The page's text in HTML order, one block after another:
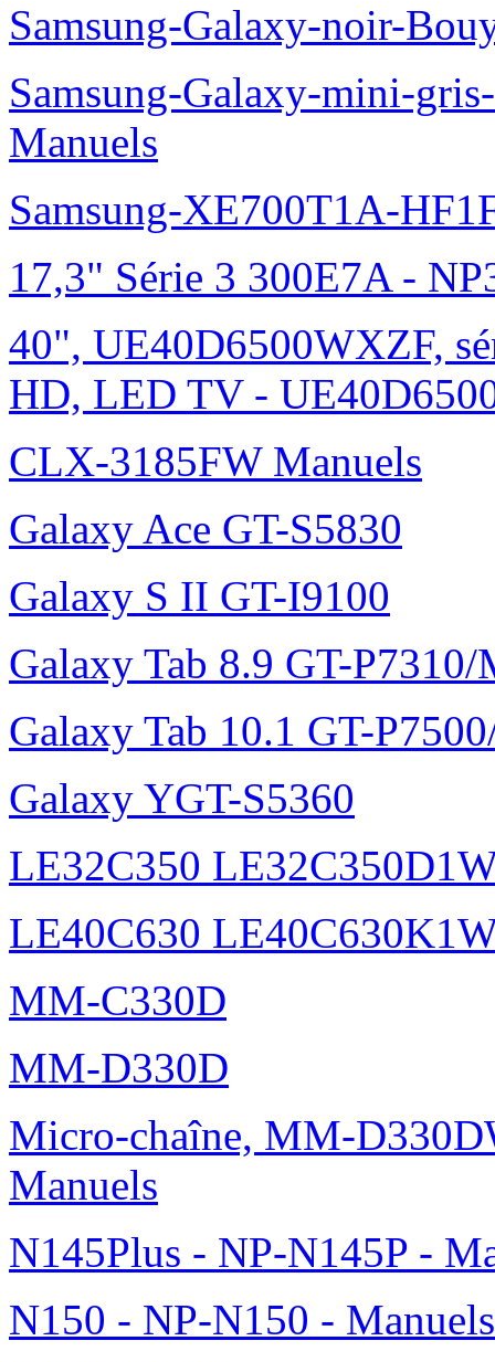
Samsung-Galaxy-noir-
Samsung-Galaxy-mini-
Manuels
Samsung-XE700T1A-
17,3" Série 3 300E7A -
40", UE40D6500WXZF,
HD, LED TV -
CLX-3185FW Manuels
Galaxy Ace GT-S5830
Galaxy S II GT-I9100
Galaxy Tab 8.9 GT-P7310/
Galaxy Tab 10.1 GT-
Galaxy YGT-S5360
LE32C350
LE40C630
MM-C330D
MM-D330D
Micro-chaîne, MM-
Manuels
N145Plus - NP-N145P -
N150 - NP-N150 - Manuels